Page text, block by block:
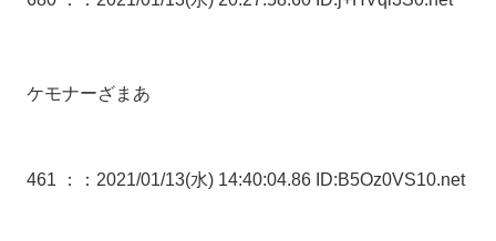
ケモナーざまあ
461 ： ：2021/01/13(水) 14:40:04.86 ID:B5Oz0VS10.net